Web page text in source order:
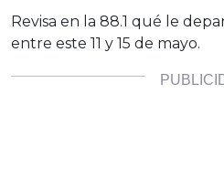
Revisa en la 88.1 qué le
entre este 11 y 15 de mayo.